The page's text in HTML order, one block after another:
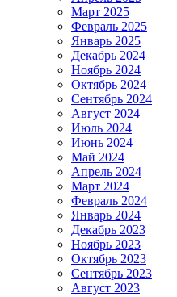
Март 2025
Февраль 2025
Январь 2025
Декабрь 2024
Ноябрь 2024
Октябрь 2024
Сентябрь 2024
Август 2024
Июль 2024
Июнь 2024
Май 2024
Апрель 2024
Март 2024
Февраль 2024
Январь 2024
Декабрь 2023
Ноябрь 2023
Октябрь 2023
Сентябрь 2023
Август 2023